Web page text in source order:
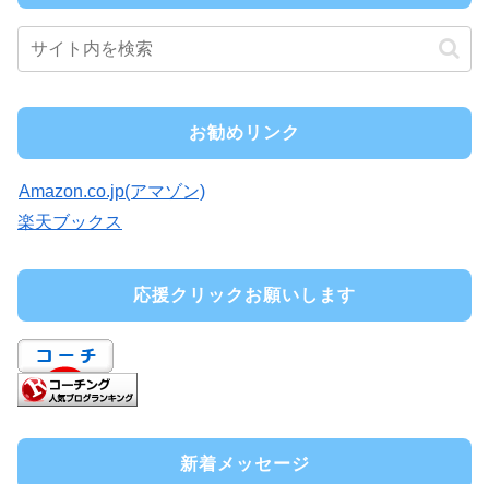
お勧めリンク
Amazon.co.jp(アマゾン)
楽天ブックス
応援クリックお願いします
新着メッセージ